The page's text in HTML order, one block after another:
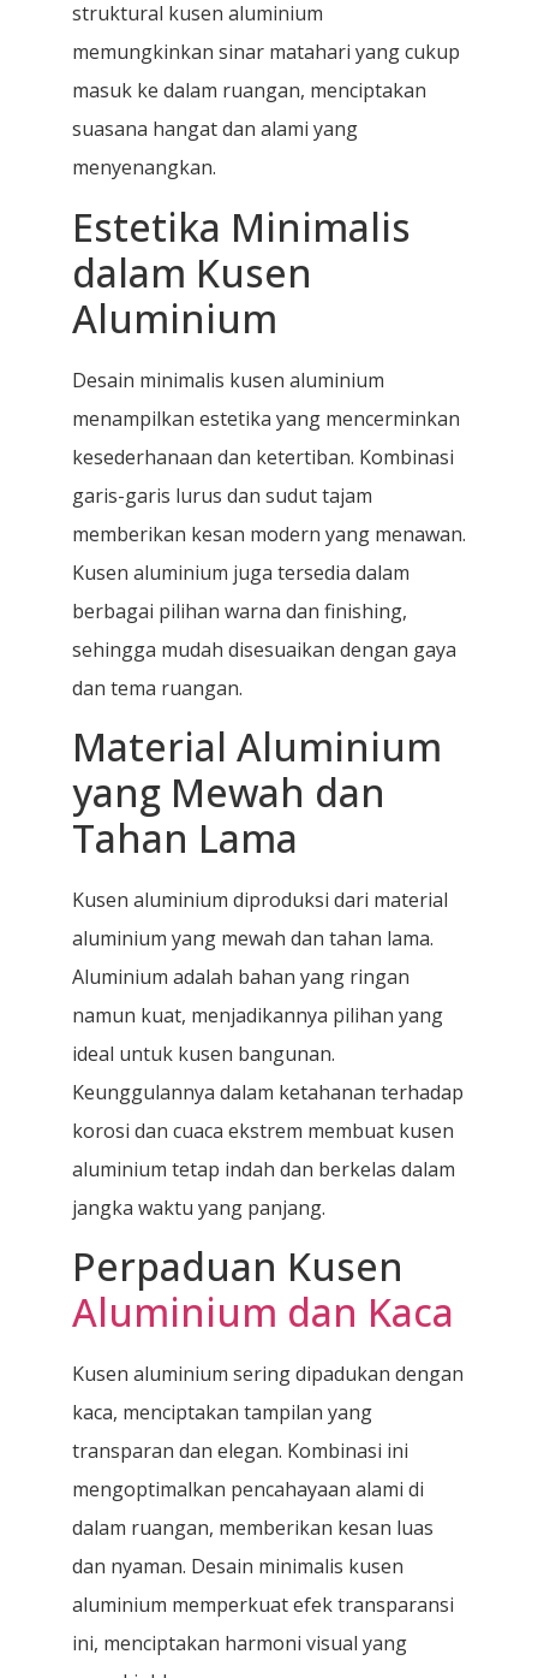
struktural kusen aluminium
memungkinkan sinar matahari yang cukup
masuk ke dalam ruangan, menciptakan
suasana hangat dan alami yang
menyenangkan.
Estetika Minimalis
dalam Kusen
Aluminium
Desain minimalis kusen aluminium
menampilkan estetika yang mencerminkan
kesederhanaan dan ketertiban. Kombinasi
garis-garis lurus dan sudut tajam
memberikan kesan modern yang menawan.
Kusen aluminium juga tersedia dalam
berbagai pilihan warna dan finishing,
sehingga mudah disesuaikan dengan gaya
dan tema ruangan.
Material Aluminium
yang Mewah dan
Tahan Lama
Kusen aluminium diproduksi dari material
aluminium yang mewah dan tahan lama.
Aluminium adalah bahan yang ringan
namun kuat, menjadikannya pilihan yang
ideal untuk kusen bangunan.
Keunggulannya dalam ketahanan terhadap
korosi dan cuaca ekstrem membuat kusen
aluminium tetap indah dan berkelas dalam
jangka waktu yang panjang.
Perpaduan Kusen
Aluminium dan Kaca
Kusen aluminium sering dipadukan dengan
kaca, menciptakan tampilan yang
transparan dan elegan. Kombinasi ini
mengoptimalkan pencahayaan alami di
dalam ruangan, memberikan kesan luas
dan nyaman. Desain minimalis kusen
aluminium memperkuat efek transparansi
ini, menciptakan harmoni visual yang